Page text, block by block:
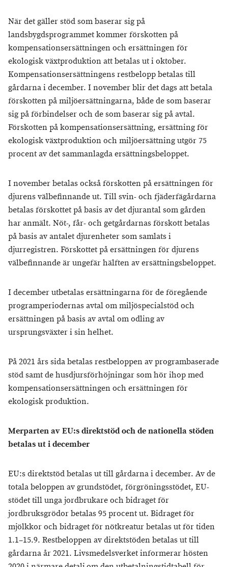
När det gäller stöd som baserar sig på
landsbygdsprogrammet kommer förskotten på
kompensationsersättningen och ersättningen för
ekologisk växtproduktion att betalas ut i oktober.
Kompensationsersättningens restbelopp betalas till
gårdarna i december. I november blir det dags att betala
förskotten på miljöersättningarna, både de som baserar
sig på förbindelser och de som baserar sig på avtal.
Förskotten på kompensationsersättning, ersättning för
ekologisk växtproduktion och miljöersättning utgör 75
procent av det sammanlagda ersättningsbeloppet.
I november betalas också förskotten på ersättningen för
djurens välbefinnande ut. Till svin- och fjäderfägårdarna
betalas förskottet på basis av det djurantal som gården
har anmält. Nöt-, får- och getgårdarnas förskott betalas
på basis av antalet djurenheter som samlats i
djurregistren. Förskottet på ersättningen för djurens
välbefinnande är ungefär hälften av ersättningsbeloppet.
I december utbetalas ersättningarna för de föregående
programperiodernas avtal om miljöspecialstöd och
ersättningen på basis av avtal om odling av
ursprungsväxter i sin helhet.
På 2021 års sida betalas restbeloppen av programbaserade
stöd samt de husdjursförhöjningar som hör ihop med
kompensationsersättningen och ersättningen för
ekologisk produktion.
Merparten av EU:s direktstöd och de nationella stöden
betalas ut i december
EU:s direktstöd betalas ut till gårdarna i december. Av de
totala beloppen av grundstödet, förgröningsstödet, EU-
stödet till unga jordbrukare och bidraget för
jordbruksgrödor betalas 95 procent ut. Bidraget för
mjölkkor och bidraget för nötkreatur betalas ut för tiden
1.1–15.9. Restbeloppen av direktstöden betalas ut till
gårdarna år 2021. Livsmedelsverket informerar hösten